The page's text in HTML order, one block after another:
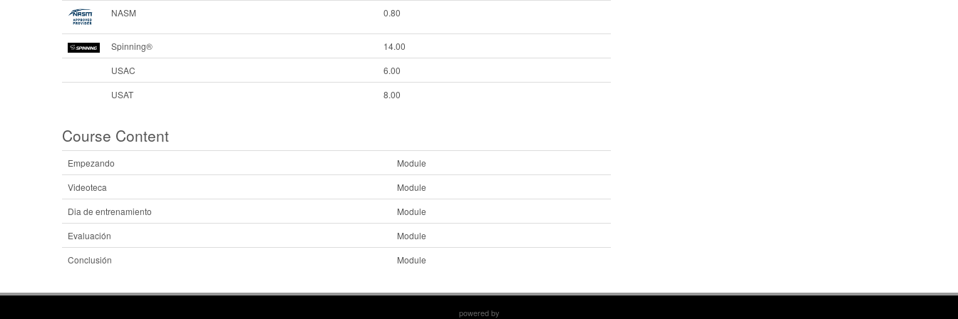
NASM 0.80
Spinning®
14.00
USAC
6.00
USAT
8.00
Course Content
Empezando
Module
Videoteca
Module
Dia de entrenamiento
Module
Evaluación
Module
Conclusión
Module
powered by